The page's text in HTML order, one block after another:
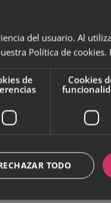
valerles casi todos
y/o el verano. El
adecuados.
del usuario. Al
Política de cookies.
de
Cookies
TODO